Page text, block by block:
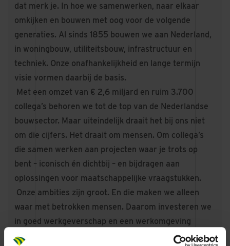
dat merk je. In hoe we samenwerken, naar elkaar
omkijken en bouwen met oog voor de volgende
generaties. Al sinds 1855 bouwen we aan Nederland,
in woningbouw, utiliteitsbouw, infrastructuur en
techniek. Onze onafhankelijkheid en lange termijn
visie vormen daarbij de basis.
Met een omzet van € 2,6 miljard en ruim 3.700
collega’s behoren we tot de top van de Nederlandse
bouwsector. Maar uiteindelijk draait het bij ons niet
om die cijfers. Het draait om mensen. Om collega’s
die samen werken aan projecten waar je trots op
bent – iconisch én dichtbij – en bijdragen aan
oplossingen voor maatschappelijke vraagstukken.
Onze ambities zijn groot. En die maken we alleen
waar met betrokken mensen. Daarom investeren we
in goed werkgeverschap en een werkomgeving
waarin jij je thuis voelt. Waar je jezelf kunt zijn, je